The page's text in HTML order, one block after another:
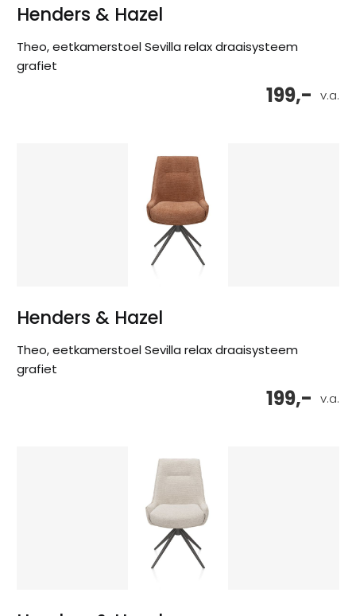
Henders & Hazel
Theo, eetkamerstoel Sevilla relax draaisysteem
grafiet
v.a.
199,-
Henders & Hazel
Theo, eetkamerstoel Sevilla relax draaisysteem
grafiet
v.a.
199,-